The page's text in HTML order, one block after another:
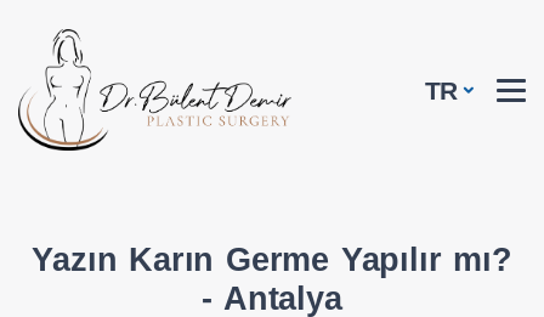
TR
Yazın Karın Germe Yapılır mı?
- Antalya